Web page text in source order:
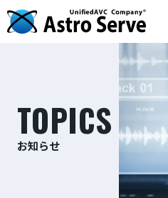
TOPICS
お知らせ